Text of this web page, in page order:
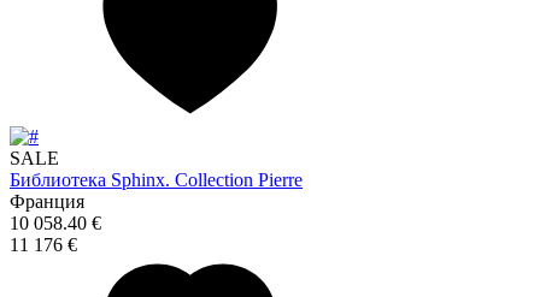
SALE
Библиотека Sphinx. Collection Pierre
Франция
10 058.40 €
11 176 €